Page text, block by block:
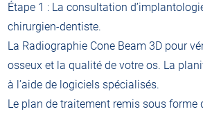
Étape 1 : La consultation
chirurgien-dentiste.
La Radiographie Cone Beam 3D pour
osseux et la qualité de votre os. La
à l’aide de logiciels spécialisés.
Le plan de traitement remis sous forme